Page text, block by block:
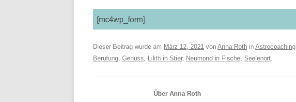
[mc4wp_form]
Dieser Beitrag wurde am März 12, 2021 von Anna Roth in Astrocoaching
Berufung, Genuss, Lilith in Stier, Neumond in Fische, Seelenort.
Über Anna Roth